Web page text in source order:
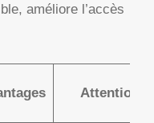
améliore l’accès
Attention